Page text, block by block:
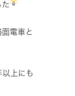
た
電車と
上にも